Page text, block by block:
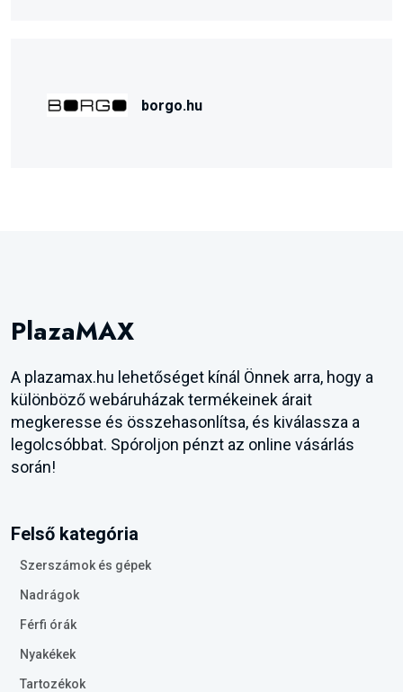
borgo.hu
PlazaMAX
A plazamax.hu lehetőséget kínál Önnek arra, hogy a
különböző webáruházak termékeinek árait
megkeresse és összehasonlítsa, és kiválassza a
legolcsóbbat. Spóroljon pénzt az online vásárlás
során!
Felső kategória
Szerszámok és gépek
Nadrágok
Férfi órák
Nyakékek
Tartozékok